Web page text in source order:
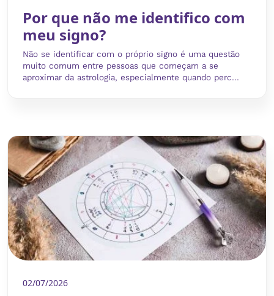
Por que não me identifico com
meu signo?
Não se identificar com o próprio signo é uma questão
muito comum entre pessoas que começam a se
aproximar da astrologia, especialmente quando perc...
02/07/2026